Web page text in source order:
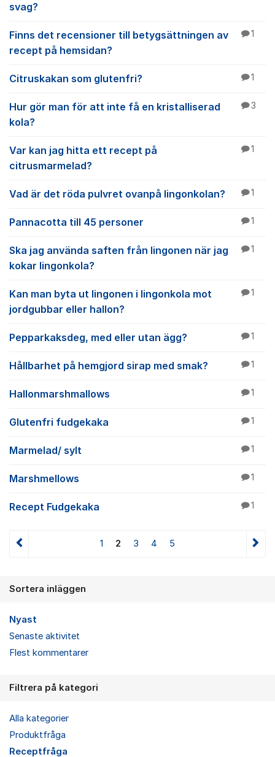
svag?
Finns det recensioner till betygsättningen av
recept på hemsidan?
1
Citruskakan som glutenfri? 1
Hur gör man för att inte få en kristalliserad
kola?
3
Var kan jag hitta ett recept på
citrusmarmelad?
1
Vad är det röda pulvret ovanpå lingonkolan? 1
Pannacotta till 45 personer 1
Ska jag använda saften från lingonen när jag
kokar lingonkola?
1
Kan man byta ut lingonen i lingonkola mot
jordgubbar eller hallon?
1
Pepparkaksdeg, med eller utan ägg? 1
Hållbarhet på hemgjord sirap med smak? 1
Hallonmarshmallows 1
Glutenfri fudgekaka 1
Marmelad/ sylt 1
Marshmellows 1
Recept Fudgekaka 1
1 2 3 4 5
Sortera inläggen
Nyast
Senaste aktivitet
Flest kommentarer
Filtrera på kategori
Alla kategorier
Produktfråga
Receptfråga